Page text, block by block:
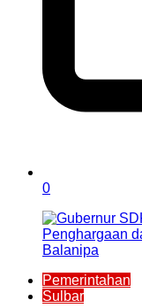
0
Pemerintahan
Sulbar